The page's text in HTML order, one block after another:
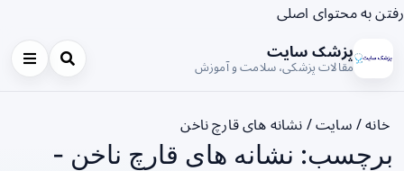
رفتن به محتوای اصلی
پزشک سایت
مقالات پزشکی، سلامت و آموزش
خانه/ سایت/ نشانه های قارچ ناخن
برچسب: نشانه های قارچ ناخن -